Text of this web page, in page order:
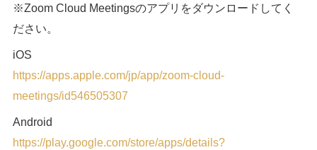
※Zoom Cloud Meetingsのアプリをダウンロードしてく
ださい。
iOS
https://apps.apple.com/jp/app/zoom-cloud-
meetings/id546505307
Android
https://play.google.com/store/apps/details?